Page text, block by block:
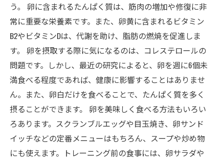
う。 卵に含まれるたんぱく質は、筋肉の増加や修復に非
常に重要な栄養素です。また、卵黄に含まれるビタミン
B2やビタミンDは、代謝を助け、脂肪の燃焼を促進しま
す。 卵を摂取する際に気になるのは、コレステロールの
問題です。しかし、最近の研究によると、卵を週に6個未
満食べる程度であれば、健康に影響することはありませ
ん。また、卵白だけを食べることで、たんぱく質を多く
摂ることができます。 卵を美味しく食べる方法もいろい
ろあります。スクランブルエッグや目玉焼き、卵サンド
イッチなどの定番メニューはもちろん、スープや炒め物
にも使えます。トレーニング前の食事には、卵サラダや